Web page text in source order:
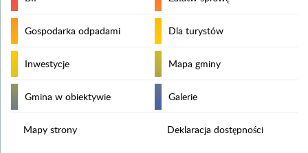
Gospodarka odpadami Dla turystów
Inwestycje Mapa gminy
Gmina w obiektywie Galerie
Mapy strony Deklaracja dostępności